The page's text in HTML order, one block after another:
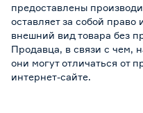
предоставлены
оставляет за собой
внешний вид товара без
Продавца, в связи с чем,
они могут отличаться от
интернет-сайте.